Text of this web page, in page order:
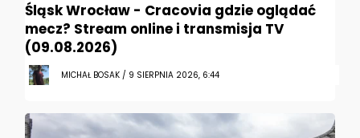
Śląsk Wrocław - Cracovia gdzie oglądać
mecz? Stream online i transmisja TV
(09.08.2026)
MICHAŁ BOSAK / 9 SIERPNIA 2026, 6:44